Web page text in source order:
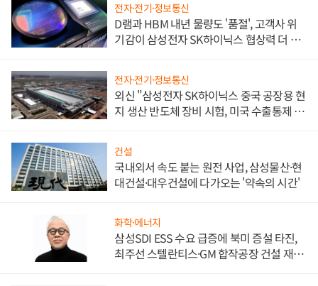
전자·전기·정보통신
D램과 HBM 내년 물량도 '품절', 고객사 위
기감이 삼성전자 SK하이닉스 협상력 더 키
전자·전기·정보통신
외신 "삼성전자 SK하이닉스 중국 공장용 현
지 생산 반도체 장비 시험, 미국 수출통제 대
건설
국내외서 속도 붙는 원전 사업, 삼성물산·현
대건설·대우건설에 다가오는 '약속의 시간'
화학·에너지
삼성SDI ESS 수요 급증에 북미 증설 타진,
최주선 스텔란티스·GM 합작공장 건설 재추